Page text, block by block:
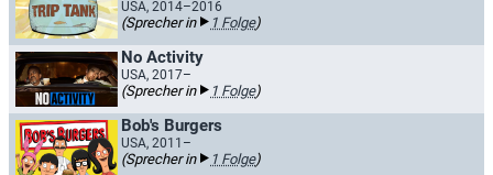
USA, 2014–2016
(Sprecher in 1 Folge)
No Activity
USA, 2017–
(Sprecher in 1 Folge)
Bob's Burgers
USA, 2011–
(Sprecher in 1 Folge)